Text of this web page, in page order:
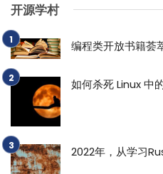
开源学村
编程类开放书籍荟
如何杀死 Linux 中
2022年，从学习